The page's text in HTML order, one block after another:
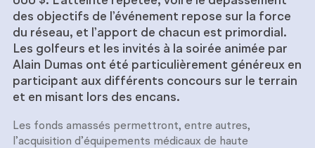
des objectifs de l’événement repose sur la force
du réseau, et l’apport de chacun est primordial.
Les golfeurs et les invités à la soirée animée par
Alain Dumas ont été particulièrement généreux en
participant aux différents concours sur le terrain
et en misant lors des encans.
Les fonds amassés permettront, entre autres,
l’acquisition d’équipements médicaux de haute